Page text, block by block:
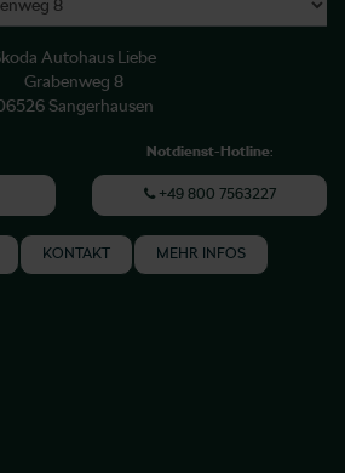
Autohaus Liebe
Grabenweg 8
Sangerhausen
Notdienst-Hotline:
+49 800 7563227
KONTAKT MEHR INFOS